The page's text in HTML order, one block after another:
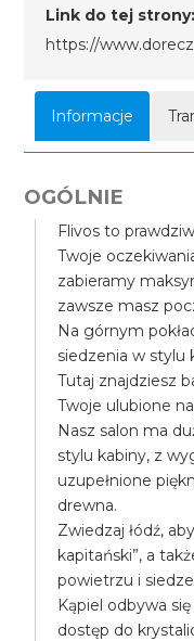
Link do tej strony:
https://
Informacje
OGÓLNIE
Flivos to
Twoje
zabieramy
zawsze masz
Na górnym
siedzenia w stylu
Tutaj znajdziesz
Twoje ulubione
Nasz salon ma
stylu kabiny, z
uzupełnione
drewna.
Zwiedzaj łódź,
kapitański”, a
powietrzu i
Kąpiel odbywa
dostęp do